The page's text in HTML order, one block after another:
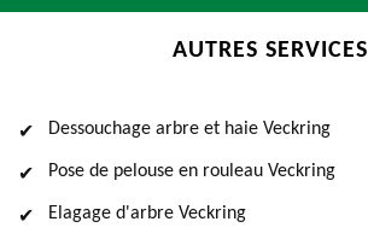
AUTRES SERVICES
Dessouchage arbre et haie Veckring
Pose de pelouse en rouleau Veckring
Elagage d'arbre Veckring